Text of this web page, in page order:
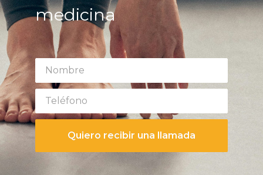
medicina
Quiero recibir una llamada